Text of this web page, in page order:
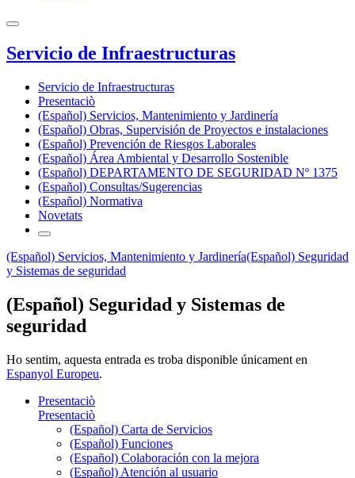
Servicio de Infraestructuras
Servicio de Infraestructuras
Presentaciò
(Español) Servicios, Mantenimiento y Jardinería
(Español) Obras, Supervisión de Proyectos e instalaciones
(Español) Prevención de Riesgos Laborales
(Español) Área Ambiental y Desarrollo Sostenible
(Español) DEPARTAMENTO DE SEGURIDAD Nº 1375
(Español) Consultas/Sugerencias
(Español) Normativa
Novetats
(Español) Servicios, Mantenimiento y Jardinería(Español) Seguridad
y Sistemas de seguridad
(Español) Seguridad y Sistemas de
seguridad
Ho sentim, aquesta entrada es troba disponible únicament en
Espanyol Europeu.
Presentaciò
Presentaciò
(Español) Carta de Servicios
(Español) Funciones
(Español) Colaboración con la mejora
(Español) Atención al usuario